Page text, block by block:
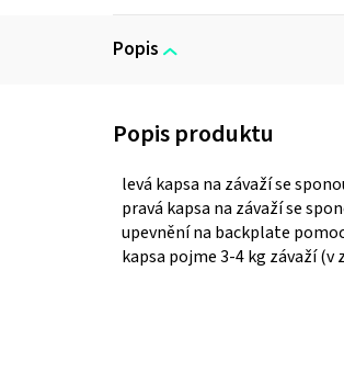
Popis
levá kapsa na závaží se
pravá kapsa na závaží se
upevnění na backplate
kapsa pojme 3-4 kg závaží